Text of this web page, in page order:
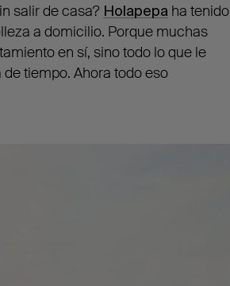
salir de casa? Holapepa ha tenido
a domicilio. Porque muchas
en sí, sino todo lo que le
tiempo. Ahora todo eso